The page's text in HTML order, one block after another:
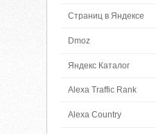
Страниц в Яндексе
Dmoz
Яндекс Каталог
Alexa Traffic Rank
Alexa Country